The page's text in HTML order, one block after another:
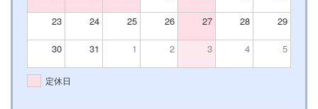
23 24 25 26 27 28 29
30 31 1 2 3 4 5
定休日